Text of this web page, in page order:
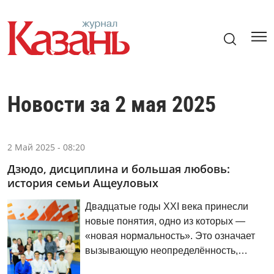
Новости за 2 мая 2025
2 Май 2025 - 08:20
Дзюдо, дисциплина и большая любовь:
история семьи Ащеуловых
Двадцатые годы XXI века принесли
новые понятия, одно из которых —
«новая нормальность». Это означает
вызывающую неопределённость,